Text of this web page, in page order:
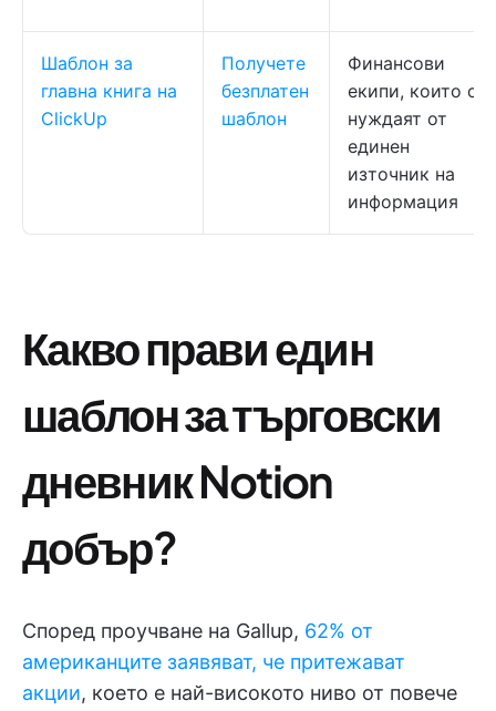
Шаблон за
главна книга на
ClickUp
Получете
безплатен
шаблон
Финансови
екипи, които се
нуждаят от
единен
източник на
информация
Какво прави един
шаблон за търговски
дневник Notion
добър?
Според проучване на Gallup, 62% от
американците заявяват, че притежават
акции, което е най-високото ниво от повече